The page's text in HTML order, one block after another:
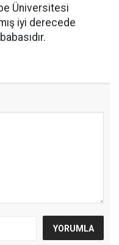
Üniversitesi
iyi derecede